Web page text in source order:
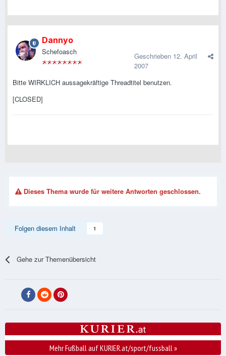
Dannyo
Schefoasch Geschrieben 12. April
2007
Bitte WIRKLICH aussagekräftige Threadtitel benutzen.
[CLOSED]
Dieses Thema wurde für weitere Antworten geschlossen.
Folgen diesem Inhalt 1
Gehe zur Themenübersicht
Mehr Fußball auf KURIER.at/sport/fussball»